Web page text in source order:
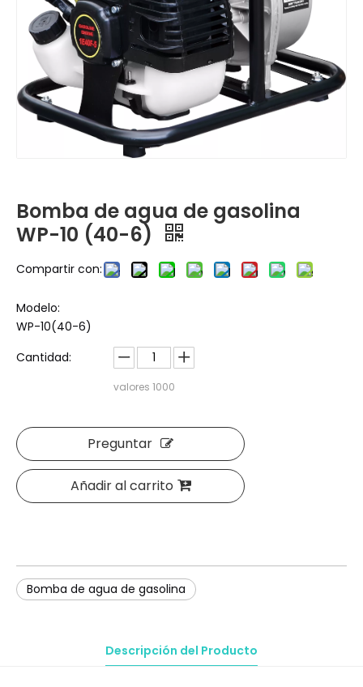
Bomba de agua de gasolina
WP-10 (40-6)
Compartir con:
Modelo:
WP-10(40-6)
Cantidad:
valores 1000
Preguntar
Añadir al carrito
Bomba de agua de gasolina
Descripción del Producto